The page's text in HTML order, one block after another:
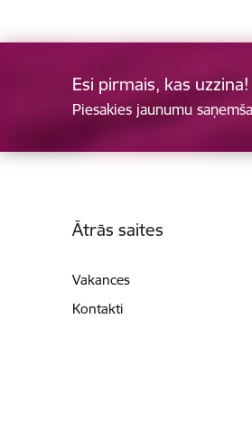
Esi pirmais, kas uzzina!
Piesakies jaunumu
Ātrās saites
Vakances
Kontakti